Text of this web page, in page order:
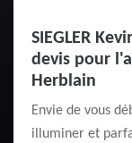
SIEGLER
devis pour
Herblain
Envie de vous
illuminer et